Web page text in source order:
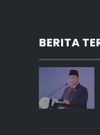
BERITA